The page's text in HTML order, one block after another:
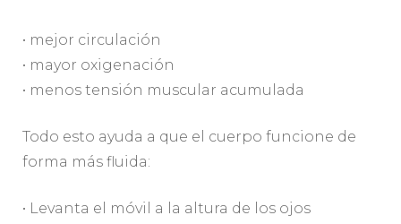
• mejor circulación
• mayor oxigenación
• menos tensión muscular acumulada
Todo esto ayuda a que el cuerpo funcione de
forma más fluida:
• Levanta el móvil a la altura de los ojos